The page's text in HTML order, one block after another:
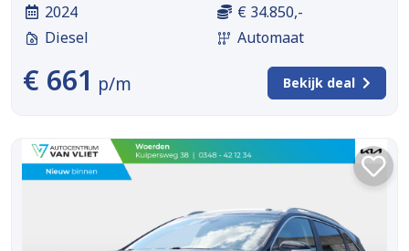
2024
Diesel
€ 34.850,-
Automaat
€ 661 p/m Bekijk deal